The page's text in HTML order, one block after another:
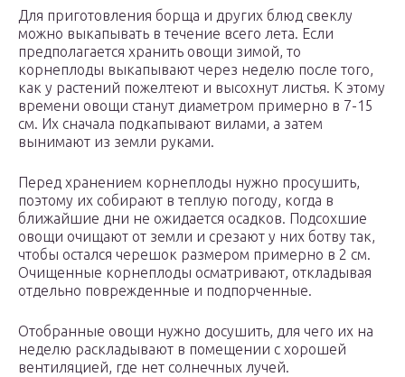
Для приготовления борща и других блюд свеклу
можно выкапывать в течение всего лета. Если
предполагается хранить овощи зимой, то
корнеплоды выкапывают через неделю после того,
как у растений пожелтеют и высохнут листья. К этому
времени овощи станут диаметром примерно в 7-15
см. Их сначала подкапывают вилами, а затем
вынимают из земли руками.
Перед хранением корнеплоды нужно просушить,
поэтому их собирают в теплую погоду, когда в
ближайшие дни не ожидается осадков. Подсохшие
овощи очищают от земли и срезают у них ботву так,
чтобы остался черешок размером примерно в 2 см.
Очищенные корнеплоды осматривают, откладывая
отдельно поврежденные и подпорченные.
Отобранные овощи нужно досушить, для чего их на
неделю раскладывают в помещении с хорошей
вентиляцией, где нет солнечных лучей.